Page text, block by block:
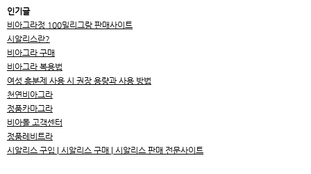
인기글
비아그라정 100밀리그람 판매사이트
시알리스란?
비아그라 구매
비아그라 복용법
여성 흥분제 사용 시 권장 용량과 사용 방법
천연비아그라
정품카마그라
비아몰 고객센터
정품레비트라
시알리스 구입 | 시알리스 구매 | 시알리스 판매 전문사이트